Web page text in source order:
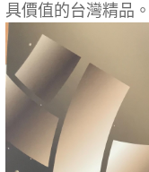
具價值的台灣精品。